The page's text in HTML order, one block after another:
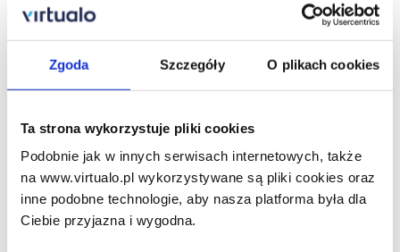
Zgoda Szczegóły O plikach cookies
Ta strona wykorzystuje pliki cookies
Podobnie jak w innych serwisach internetowych, także
na www.virtualo.pl wykorzystywane są pliki cookies oraz
inne podobne technologie, aby nasza platforma była dla
Ciebie przyjazna i wygodna.
David Earl Platts Jonathan Caddy,Eileen